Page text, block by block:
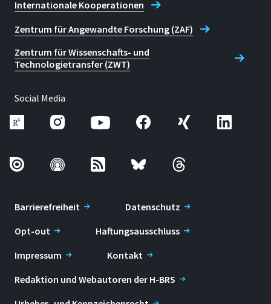
Internationale Kooperationen
Zentrum für Angewandte Forschung (ZAF)
Zentrum für Wissenschafts- und
Technologietransfer (ZWT)
Social Media
Barrierefreiheit
Datenschutz
Opt-out
Haftungsausschluss
Impressum
Kontakt
Redaktion und Webautoren der H-BRS